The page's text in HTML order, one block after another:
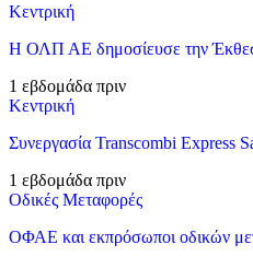
Κεντρική
Η ΟΛΠ ΑΕ δημοσίευσε την
1 εβδομάδα πριν
Κεντρική
Συνεργασία Transcombi Express
1 εβδομάδα πριν
Οδικές Μεταφορές
ΟΦΑΕ και εκπρόσωποι οδικών